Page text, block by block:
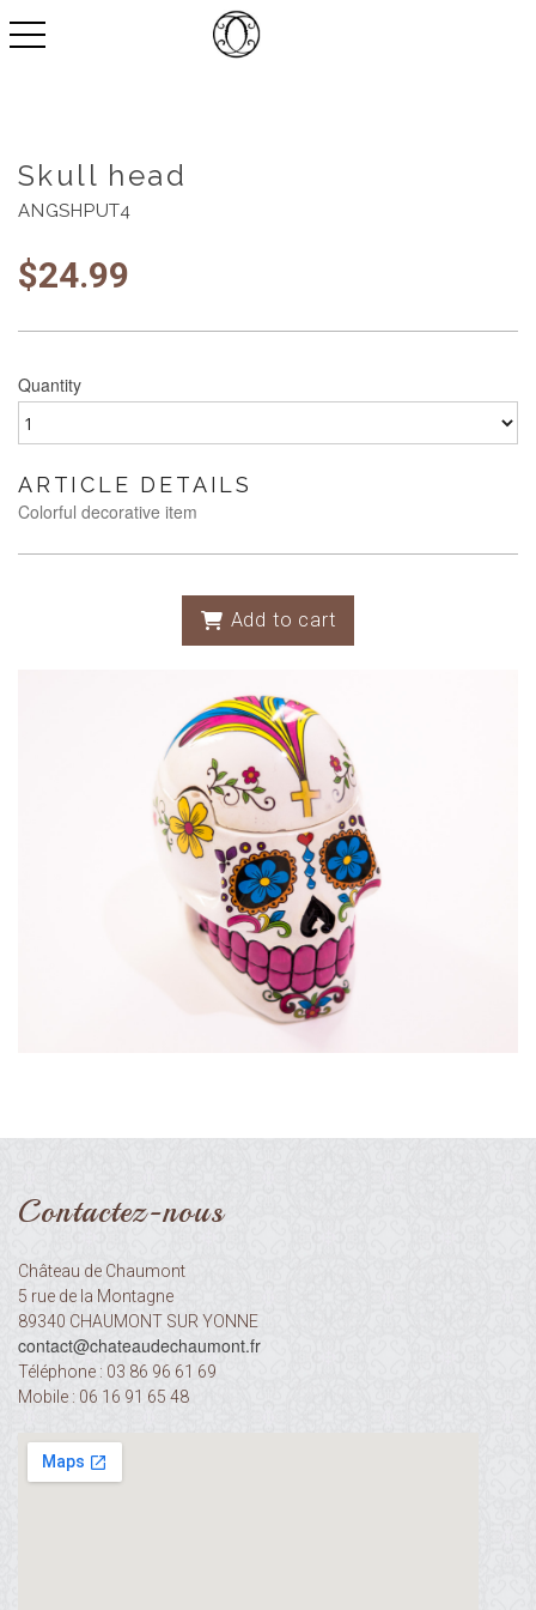
toggle navigation
Skull head
ANGSHPUT4
$24.99
Quantity
ARTICLE DETAILS
Colorful decorative item
Add to cart
Contactez-nous
Château de Chaumont
5 rue de la Montagne
89340 CHAUMONT SUR YONNE
contact@chateaudechaumont.fr​​​​​​​
Téléphone : 03 86 96 61 69
Mobile : 06 16 91 65 48